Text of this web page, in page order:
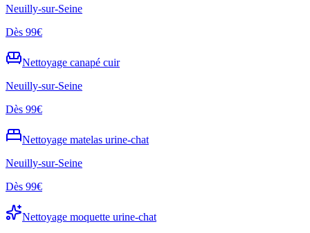
Neuilly-sur-Seine
Dès 99€
Nettoyage canapé cuir
Neuilly-sur-Seine
Dès 99€
Nettoyage matelas urine-chat
Neuilly-sur-Seine
Dès 99€
Nettoyage moquette urine-chat